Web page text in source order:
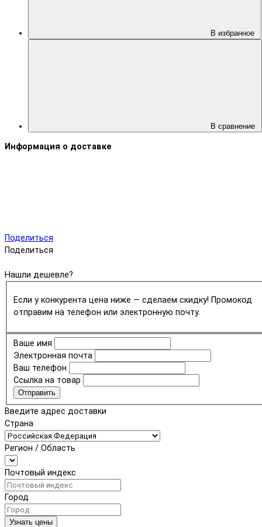
В избранное
В сравнение
Информация о доставке
Поделиться
Поделиться
Нашли дешевле?
Если у конкурента цена ниже — сделаем скидку! Промокод
отправим на телефон или электронную почту.
Ваше имя
Электронная почта
Ваш телефон
Ссылка на товар
Отправить
Введите адрес доставки
Страна
Регион / Область
Почтовый индекс
Город
Узнать цены